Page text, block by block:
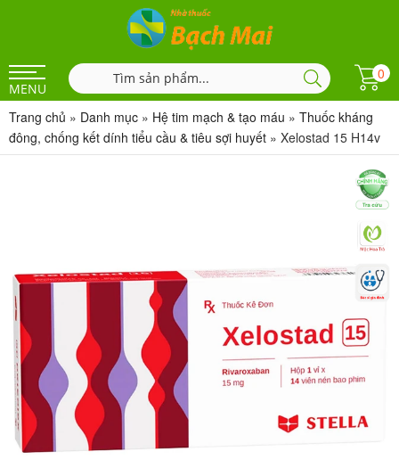
MENU
0
Trang chủ » Danh mục » Hệ tim mạch & tạo máu » Thuốc kháng
đông, chống kết dính tiểu cầu & tiêu sợi huyết » Xelostad 15 H14v